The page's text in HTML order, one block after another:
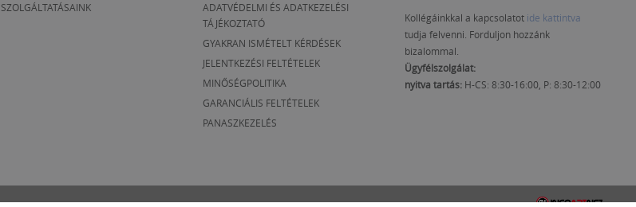
SZOLGÁLTATÁSAINK
ADATVÉDELMI ÉS ADATKEZELÉSI
TÁJÉKOZTATÓ
GYAKRAN ISMÉTELT KÉRDÉSEK
JELENTKEZÉSI FELTÉTELEK
MINŐSÉGPOLITIKA
GARANCIÁLIS FELTÉTELEK
PANASZKEZELÉS
Kollégáinkkal a kapcsolatot ide kattintva
tudja felvenni. Forduljon hozzánk
bizalommal.
Ügyfélszolgálat:
nyitva tartás: H-CS: 8:30-16:00, P: 8:30-12:00